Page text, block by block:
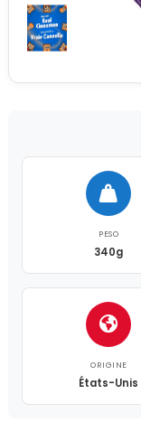
PESO
340g
ORIGINE
États-Unis